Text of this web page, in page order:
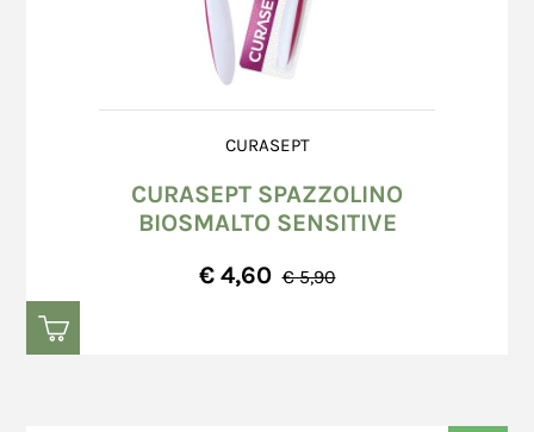
CURASEPT
CURASEPT SPAZZOLINO
BIOSMALTO SENSITIVE
€ 4,60 € 5,90